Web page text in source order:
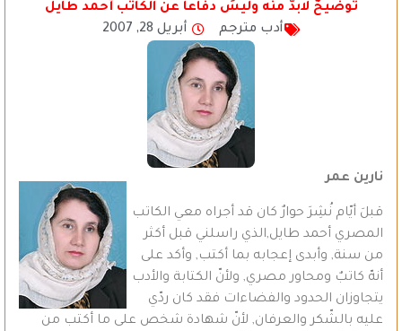
توضيحٌ لابدّ منه وليسَ دفاعاً عن الكاتب أحمد طايل
أدب مترجم
أبريل 28, 2007
نارين عمر
قبلَ أيّام نُشِرَ حوارٌ كان قد أجراه معي الكاتب
المصري أحمد طايل,الذي راسلني قبل أكثر
من سنة, وأبدى إعجابه بما أكتب, وأكد على
أنهّ كاتبٌ ومحاور مصري, ولأنّ الكتابة والأدب
يتجاوزان الحدود والفضاءات فقد كان ردّي
عليه بالشّكر والعرفان, لأنّ شهادة شخص على ما أكتب من